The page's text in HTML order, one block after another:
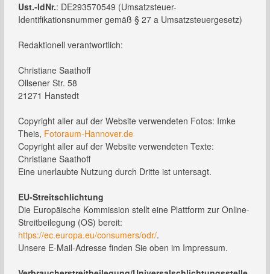
Ust.-IdNr.: DE293570549 (Umsatzsteuer-
Identifikationsnummer gemäß § 27 a Umsatzsteuergesetz)
Redaktionell verantwortlich:
Christiane Saathoff
Ollsener Str. 58
21271 Hanstedt
Copyright aller auf der Website verwendeten Fotos: Imke
Theis, Fotoraum-Hannover.de
Copyright aller auf der Website verwendeten Texte:
Christiane Saathoff
Eine unerlaubte Nutzung durch Dritte ist untersagt.
EU-Streitschlichtung
Die Europäische Kommission stellt eine Plattform zur Online-
Streitbeilegung (OS) bereit:
https://ec.europa.eu/consumers/odr/.
Unsere E-Mail-Adresse finden Sie oben im Impressum.